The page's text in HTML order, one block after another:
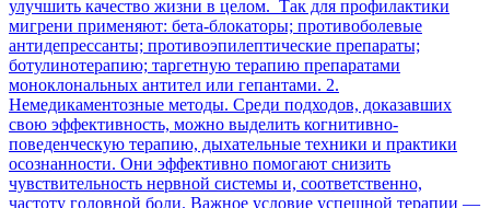
улучшить качество жизни в целом. Так для профилактики
мигрени применяют: бета-блокаторы; противоболевые
антидепрессанты; противоэпилептические препараты;
ботулинотерапию; таргетную терапию препаратами
моноклональных антител или гепантами. 2.
Немедикаментозные методы. Среди подходов, доказавших
свою эффективность, можно выделить когнитивно-
поведенческую терапию, дыхательные техники и практики
осознанности. Они эффективно помогают снизить
чувствительность нервной системы и, соответственно,
частоту головной боли. Важное условие успешной терапии —